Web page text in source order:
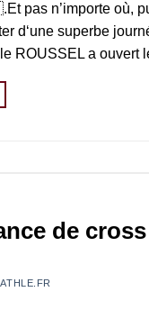
pas n’importe où,
d‘une superbe
ROUSSEL a ouvert
de cross